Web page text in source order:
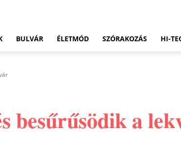
BULVÁR ÉLETMÓD SZÓRAKOZÁS HI-
besűrűsödik a